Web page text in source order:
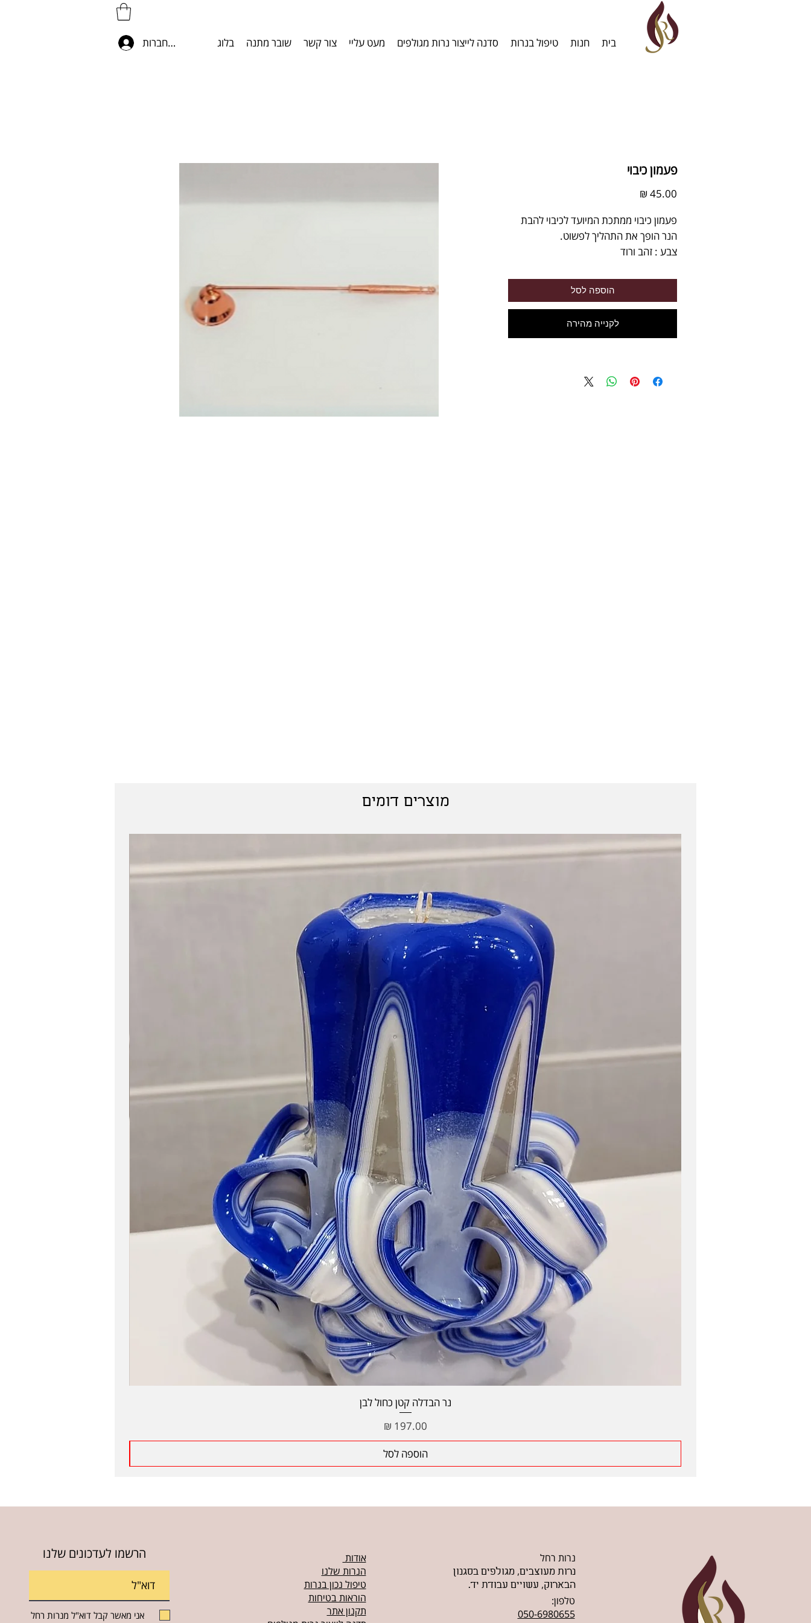
להתחברות בית חנות טיפול בנרות סדנה לייצור נרות מגולפים מעט עליי צור קשר שובר מתנה בלוג
פעמון כיבוי
פעמון כיבוי ממתכת המיועד לכיבוי להבת
הנר הופך את התהליך לפשוט.
צבע : זהב ורוד
הוספה לסל
לקנייה מהירה
מוצרים דומים
תצוגה מהירה
נר הבדלה קטן כחול לבן
מחיר
הוספה לסל
הרשמו לעדכונים שלנו
אני מאשר קבל דוא"ל מנרות רחל
אודות
הנרות שלנו
טיפול נכון בנרות
הוראות בטיחות
תקנון אתר
נרות רחל
נרות מעוצבים, מגולפים בסגנון
הבארוק, עשויים עבודת יד.
טלפון:
050-6980655